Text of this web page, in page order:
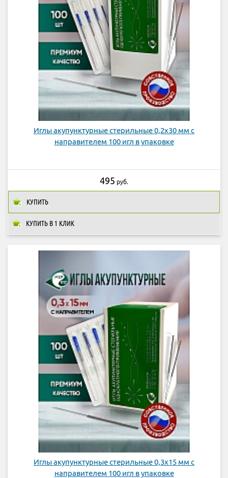
Иглы акупунктурные стерильные 0,2х30 мм с
направителем 100 игл в упаковке
КУПИТЬ В 1 КЛИК
495 руб.
КУПИТЬ
Иглы акупунктурные стерильные 0,3х15 мм с
направителем 100 игл в упаковке